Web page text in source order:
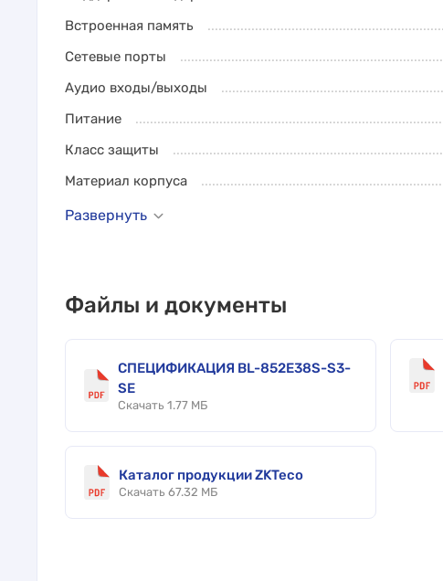
Встроенная память
Сетевые порты
Аудио входы/выходы
Питание
Класс защиты
Материал корпуса
Развернуть
Файлы и документы
СПЕЦИФИКАЦИЯ BL-852E38S-S3-
SE
Скачать 1.77 МБ
Каталог продукции ZKTeco
Скачать 67.32 МБ